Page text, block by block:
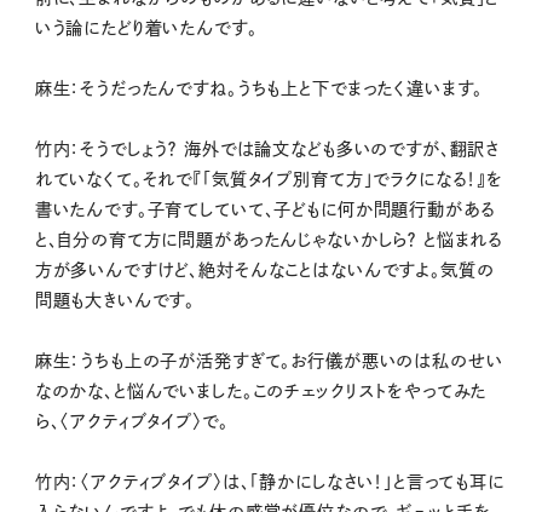
いう論にたどり着いたんです。
麻生：そうだったんですね。うちも上と下でまったく違います。
竹内：そうでしょう？ 海外では論文なども多いのですが、翻訳さ
れていなくて。それで『「気質タイプ別育て方」でラクになる！』を
書いたんです。子育てしていて、子どもに何か問題行動がある
と、自分の育て方に問題があったんじゃないかしら？ と悩まれる
方が多いんですけど、絶対そんなことはないんですよ。気質の
問題も大きいんです。
麻生：うちも上の子が活発すぎて。お行儀が悪いのは私のせい
なのかな、と悩んでいました。このチェックリストをやってみた
ら、〈アクティブタイプ〉で。
竹内：〈アクティブタイプ〉は、「静かにしなさい！」と言っても耳に